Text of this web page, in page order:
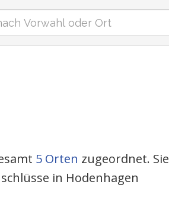
5 Orten zugeordnet. Sie
in Hodenhagen